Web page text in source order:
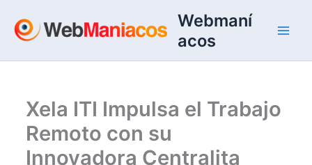
contenido
Webmaní
acos
Xela ITI Impulsa el Trabajo
Remoto con su
Innovadora Centralita